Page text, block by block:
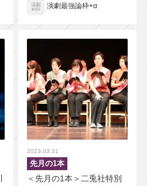
演劇最強論枠+α
2023.03.31
先月の1本
＜先月の1本＞二兎社特別